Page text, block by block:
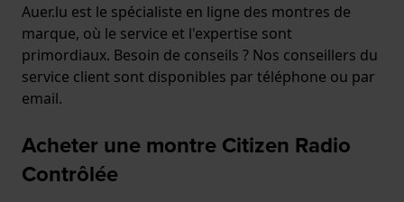
Auer.lu est le spécialiste en ligne des montres de
marque, où le service et l'expertise sont
primordiaux. Besoin de conseils ? Nos conseillers du
service client sont disponibles par téléphone ou par
email.
Acheter une montre Citizen Radio
Contrôlée